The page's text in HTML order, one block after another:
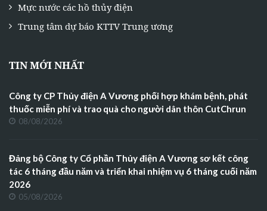
Mực nước các hồ thủy điện
Trung tâm dự báo KTTV Trung ương
TIN MỚI NHẤT
Công ty CP Thủy điện A Vương phối hợp khám bệnh, phát
thuốc miễn phí và trao quà cho người dân thôn CutChrun
08/08/2026
Đảng bộ Công ty Cổ phần Thủy điện A Vương sơ kết công
tác 6 tháng đầu năm và triển khai nhiệm vụ 6 tháng cuối năm
2026
05/08/2026